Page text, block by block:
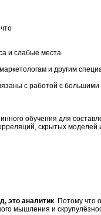
и слабые места.
и другим
с работой с
обучения для
скрытых
это аналитик. Потому что
мышления и